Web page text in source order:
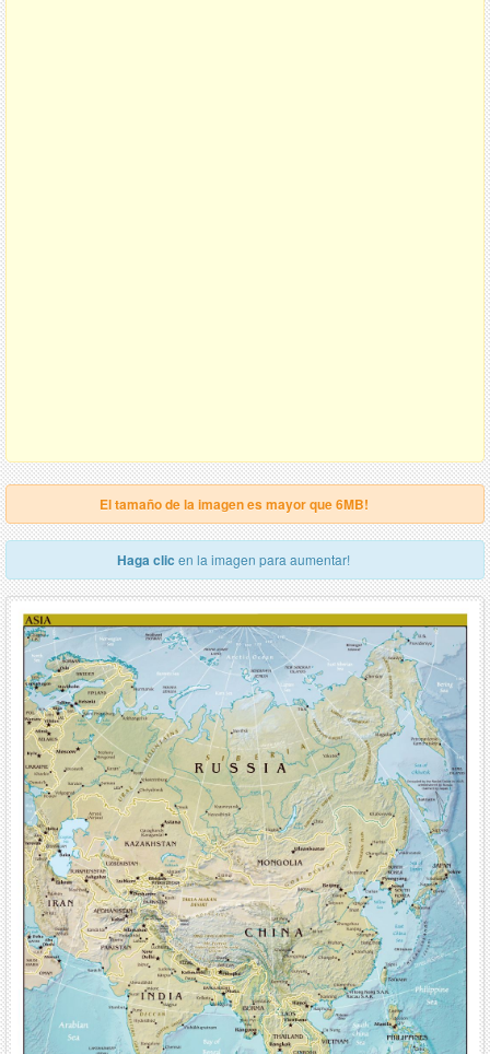
El tamaño de la imagen es mayor que 6MB!
Haga clic en la imagen para aumentar!